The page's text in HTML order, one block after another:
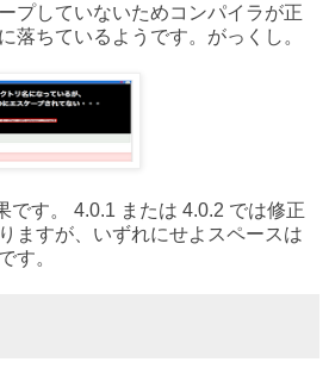
プしていないためコンパイラが正
落ちているようです。がっくし。
です。 4.0.1 または 4.0.2 では修正
ますが、いずれにせよスペースは
す。